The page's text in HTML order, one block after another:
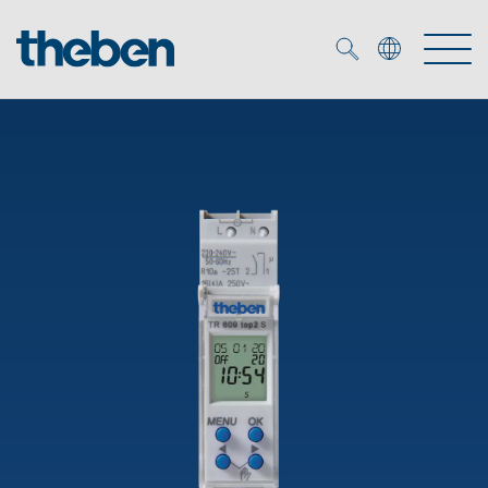
Närvaro- och rörelsedetektor
LED strålkastare
OEM lösningar
DALI-2 Beslysningsstyrning